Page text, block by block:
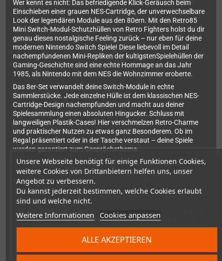
Unsere Webseite benötigt für einige Funktionen Cookies,
weitere Cookies von Drittanbietern helfen uns, unser
Angebot zu verbessern.
Du kannst jederzeit bestimmen, welche Cookies erlaubt
sind und welche nicht.
Weitere Informationen Cookies anpassen
ALLE AKZEPTIEREN
Wer kennt es nicht: Das befriedigende Klick-Geräusch beim
Einschieben einer grauen NES-Cartridge, der unverwechselbare
Look der legendären Module aus den 80ern. Mit den Retro85
Mini Switch-Modul-Schutzhüllen von Retro Fighters holst du dir
genau dieses nostalgische Feeling zurück – nur eben für deine
modernen Nintendo Switch Spiele! Diese liebevoll im Detail
nachempfundenen Mini-Repliken der kultigstenSpielehüllen der
Gaming-Geschichte sind eine echte Hommage an das Jahr
1985, als Nintendo mit dem NES die Wohnzimmer eroberte.
Das 8er-Set verwandelt deine Switch-Module in echte
Sammlerstücke. Jede einzelne Hülle ist dem klassischen NES-
Cartridge-Design nachempfunden und macht aus deiner
Spielesammlung einen absoluten Hingucker. Schluss mit
langweiligen Plastik-Cases! Hier verschmelzen Retro-Charme
und praktischer Nutzen zu etwas ganz Besonderem. Ob im
Regal präsentiert oder in der Tasche verstaut – deine Spiele
werden garantiert zum Gesprächsthema.
Maximaler Schutz im Retro-Gewand
Natürlich sehen die Retro85-Hüllen nicht nur fantastisch aus, sie
erfüllen auch einen wichtigen Zweck: Sie schützen deine
wertvollen Switch-Spiele zuverlässig vor allen Widrigkeiten des
Alltags. Kratzer, Staub und kleine Stöße haben keine Chance
mehr. Die robuste Konstruktion sorgt dafür, dass deine Module
sicher aufbewahrt sind, während das authentische Design jeden